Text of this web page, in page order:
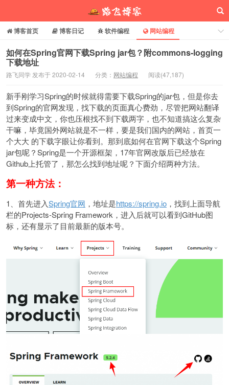
博客首页 博客日记 软件编程
网站编程
电脑常识
分享乐园 博客介绍
如何在Spring官网下载Spring jar包？附commons-logging
下载地址
路飞同学 发布于 2020-02-14 分类： 网站编程 阅读(47,187)
新手刚学习Spring的时候就得需要下载Spring的jar包，但是你去
到Spring的官网发现，找下载的页面真心费劲，尽管把网站翻译
过来变成中文，你也压根找不到下载两字，也不知道搞这么复杂
干嘛，毕竟国外网站就是不一样，要是我们国内的网站，首页一
个大大 的下载字眼让你看到。那到底如何在官网下载这个Spring
jar包呢？Spring是一个开源框架，17年官网改版后已经放在
Github上托管了，那怎么找到地址呢？下面介绍两种方法。
第一种方法：
1、首先进入Spring官网 ，地址是https://spring.io ，找到上面导航
栏的Projects-Spring Framework，进入后就可以看到GitHub图
标，还有显示了目前最新的版本号。